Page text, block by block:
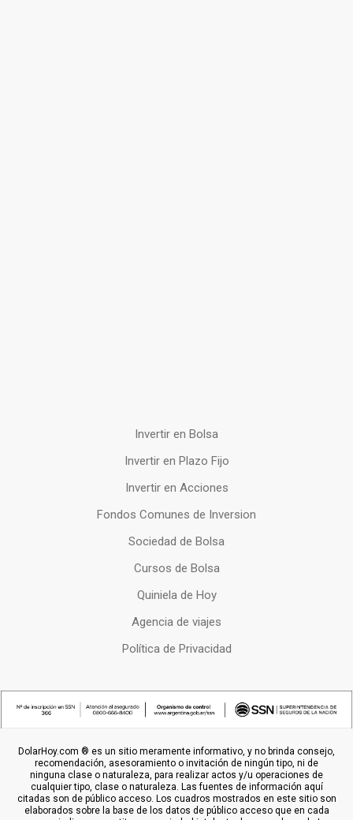
Invertir en Bolsa
Invertir en Plazo Fijo
Invertir en Acciones
Fondos Comunes de Inversion
Sociedad de Bolsa
Cursos de Bolsa
Quiniela de Hoy
Agencia de viajes
Política de Privacidad
DolarHoy.com ® es un sitio meramente informativo, y no brinda consejo,
recomendación, asesoramiento o invitación de ningún tipo, ni de
ninguna clase o naturaleza, para realizar actos y/u operaciones de
cualquier tipo, clase o naturaleza. Las fuentes de información aquí
citadas son de público acceso. Los cuadros mostrados en este sitio son
elaborados sobre la base de los datos de público acceso que en cada